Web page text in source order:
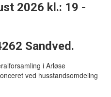
2026 kl.: 19 -
Sandved.
i Arløse
ved husstandsomdeling